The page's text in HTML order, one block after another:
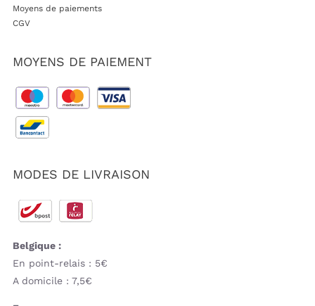
Moyens de paiements
CGV
MOYENS DE PAIEMENT
MODES DE LIVRAISON
Belgique :
En point-relais : 5€
A domicile : 7,5€